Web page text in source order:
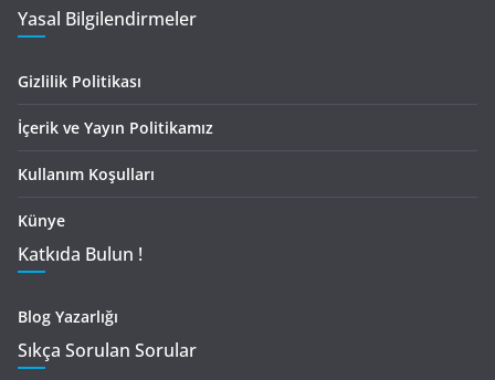
Yasal Bilgilendirmeler
Gizlilik Politikası
İçerik ve Yayın Politikamız
Kullanım Koşulları
Künye
Katkıda Bulun !
Blog Yazarlığı
Sıkça Sorulan Sorular